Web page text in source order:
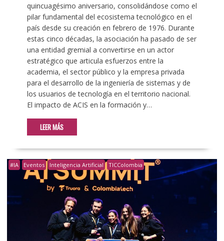
quincuagésimo aniversario, consolidándose como el
pilar fundamental del ecosistema tecnológico en el
país desde su creación en febrero de 1976. Durante
estas cinco décadas, la asociación ha pasado de ser
una entidad gremial a convertirse en un actor
estratégico que articula esfuerzos entre la
academia, el sector público y la empresa privada
para el desarrollo de la ingeniería de sistemas y de
los usuarios de tecnología en el territorio nacional.
El impacto de ACIS en la formación y…
LEER MÁS
#IA Eventos Inteligencia Artificial TICColombia